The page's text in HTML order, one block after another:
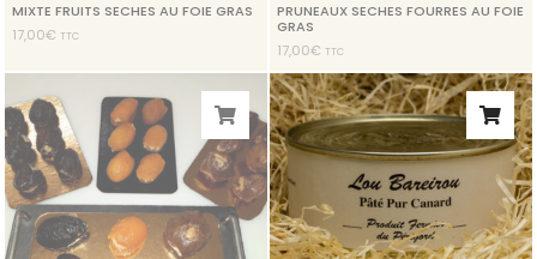
MIXTE FRUITS SECHES AU FOIE GRAS
17,00€ TTC
PRUNEAUX SECHES FOURRES AU FOIE
GRAS
17,00€ TTC